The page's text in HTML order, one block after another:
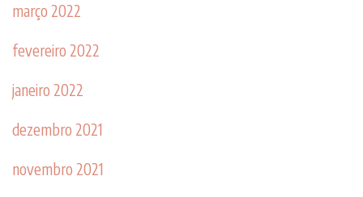
março 2022
fevereiro 2022
janeiro 2022
dezembro 2021
novembro 2021